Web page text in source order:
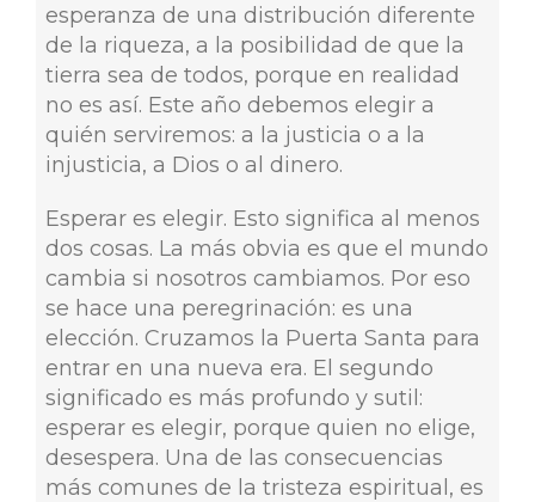
esperanza de una distribución diferente
de la riqueza, a la posibilidad de que la
tierra sea de todos, porque en realidad
no es así. Este año debemos elegir a
quién serviremos: a la justicia o a la
injusticia, a Dios o al dinero.
Esperar es elegir. Esto significa al menos
dos cosas. La más obvia es que el mundo
cambia si nosotros cambiamos. Por eso
se hace una peregrinación: es una
elección. Cruzamos la Puerta Santa para
entrar en una nueva era. El segundo
significado es más profundo y sutil:
esperar es elegir, porque quien no elige,
desespera. Una de las consecuencias
más comunes de la tristeza espiritual, es